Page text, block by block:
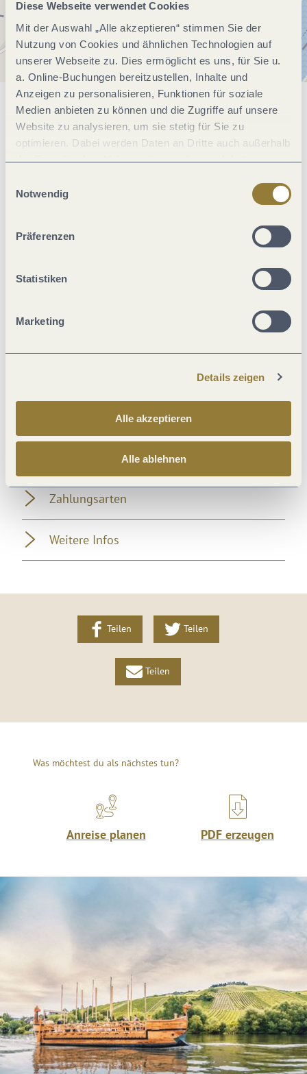
Diese Webseite verwendet Cookies
Mit der Auswahl „Alle akzeptieren“ stimmen Sie der
Nutzung von Cookies und ähnlichen Technologien auf
unserer Webseite zu. Dies ermöglicht es uns, für Sie u.
a. Online-Buchungen bereitzustellen, Inhalte und
Anzeigen zu personalisieren, Funktionen für soziale
Medien anbieten zu können und die Zugriffe auf unsere
Website zu analysieren, um sie stetig für Sie zu
optimieren. Dabei werden Daten an Dritte auch außerhalb
der Europäischen Union weitergegeben und dort
jederzeit widerrufen werden. Mit der Auswahl "Alle
ablehnen" kann es zu Beeinträchtigungen in der Nutzung
Notwendig
Präferenzen
Statistiken
Marketing
Details zeigen
Alle akzeptieren
Alle ablehnen
Allgemeine Informationen
Ausstattung Zimmer/Appartement
Zahlungsarten
Weitere Infos
Teilen Teilen
Teilen
Was möchtest du als nächstes tun?
Anreise planen PDF erzeugen